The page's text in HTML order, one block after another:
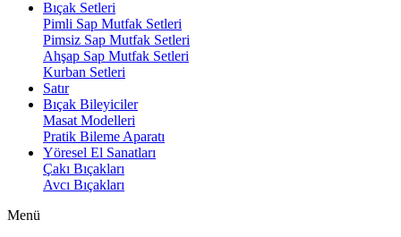
Bıçak Setleri
Pimli Sap Mutfak Setleri
Pimsiz Sap Mutfak Setleri
Ahşap Sap Mutfak Setleri
Kurban Setleri
Satır
Bıçak Bileyiciler
Masat Modelleri
Pratik Bileme Aparatı
Yöresel El Sanatları
Çakı Bıçakları
Avcı Bıçakları
Menü